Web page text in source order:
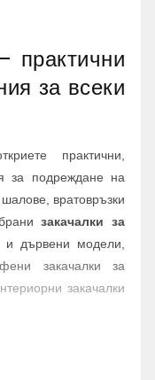
практични
за всеки
практични,
за подреждане на
вратовръзки
закачалки за
и дървени модели,
закачалки за
закачалки
удобно и